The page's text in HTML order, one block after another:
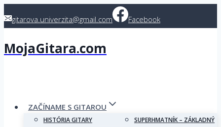
togitarova.univerzita@gmail.com Facebook
MojaGitara.com
ZAČÍNAME S GITAROU
HISTÓRIA GITARY
SUPERHMATNÍK – ZÁKLADNÝ